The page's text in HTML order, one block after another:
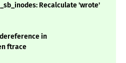
Recalculate 'wrote'
in
ftrace